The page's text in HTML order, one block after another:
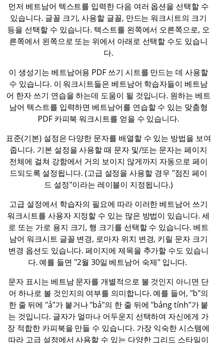
먼저 베트남어 텍스트를 입력한 다음 여러 옵션을 선택할 수
있습니다. 글꼴 크기, 사용할 글꼴, 만드는 워크시트의 크기
등을 선택할 수 있습니다. 텍스트를 왼쪽에서 오른쪽으로, 오
른쪽에서 왼쪽으로 또는 위에서 아래로 선택할 수도 있습니
다.
이 생성기는 베트남어용 PDF 쓰기 시트를 만드는 데 사용할
수 있습니다. 이 워크시트들은 베트남어 학습자들이 베트남
어 한자 쓰기 연습을 하는데 도움이 될 것입니다. 원하는 베트
남어 텍스트를 입력하면 베트남어를 연습할 수 있는 맞춤형
PDF 카피북 워크시트를 얻을 수 있습니다.
표준(기본) 설정은 다양한 문자를 배열할 수 있는 방법을 보여
줍니다. 기본 설정을 사용할 때 문자 및/또는 문자는 페이지
전체에 걸쳐 강함에서 거의 보이지 않게까지 자동으로 페이
드되도록 설정됩니다. (고급 설정을 사용할 경우 "점진 페이
드 설정"이라는 레이블이 지정됩니다.)
고급 설정에서 학습자의 필요에 따라 이러한 베트남어 쓰기
워크시트를 사용자 지정할 수 있는 많은 방법이 있습니다. 세
로 또는 가로 용지 크기, 행 크기를 선택할 수 있습니다. 베트
남어 워크시트 글꼴 변경, 로마자 위치 변경, 키릴 문자 크기
변경 옵션도 있습니다. 페이지에 제목을 추가할 수도 있습니
다. 예를 들면 "2월 30일 베트남어 숙제" 입니다.
문자 표시는 베트남 문자를 개별적으로 볼 것인지 아니면 단
어 하나로 볼 것인지의 여부를 의미합니다. 예를 들어, "b"의
한 줄 뒤에 "ả"가 붙거나 "bả"의 한 줄 뒤에 "bảng tính"가 붙
는 것입니다. 글자가 얼마나 어두운지 선택하여 자신에게 가
장 적합한 카피북을 만들 수 있습니다. 가장 익숙한 시스템에
따라 고급 설정에서 사용할 수 있는 다양한 그리드 스타일이